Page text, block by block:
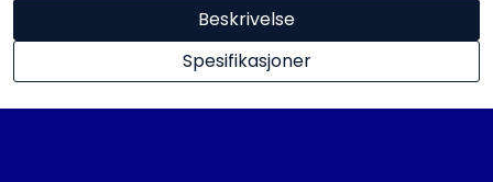
Beskrivelse
Spesifikasjoner